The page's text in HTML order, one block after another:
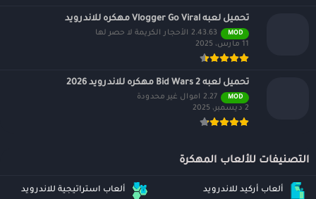
تحميل لعبه Vlogger Go Viral مهكره للاندرويد
MOD
2.43.63 الأحجار الكريمة لا حصر لها
11 مارس، 2025
تحميل لعبه Bid Wars 2 مهكره للاندرويد 2026
MOD
2.27 اموال غير محدودة
2 ديسمبر، 2025
التصنيفات للألعاب المهكرة
ألعاب أركيد للاندرويد ألعاب استراتيجية للاندرويد